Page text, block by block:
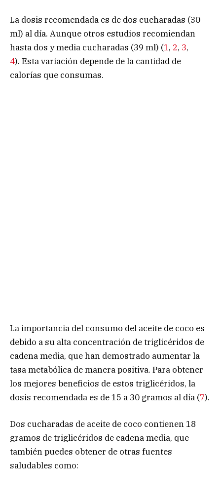
La dosis recomendada es de dos cucharadas (30
ml) al día. Aunque otros estudios recomiendan
hasta dos y media cucharadas (39 ml) (1, 2, 3,
4). Esta variación depende de la cantidad de
calorías que consumas.
La importancia del consumo del aceite de coco es
debido a su alta concentración de triglicéridos de
cadena media, que han demostrado aumentar la
tasa metabólica de manera positiva. Para obtener
los mejores beneficios de estos triglicéridos, la
dosis recomendada es de 15 a 30 gramos al día (7).
Dos cucharadas de aceite de coco contienen 18
gramos de triglicéridos de cadena media, que
también puedes obtener de otras fuentes
saludables como: